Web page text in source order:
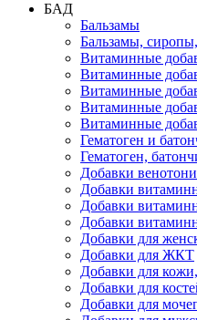
БАД
Бальзамы
Бальзамы,
Витаминные
Витаминные
Витаминные
Витаминные
Витаминные
Гематоген и
Гематоген,
Добавки
Добавки
Добавки
Добавки
Добавки для
Добавки для ЖКТ
Добавки для
Добавки для
Добавки для